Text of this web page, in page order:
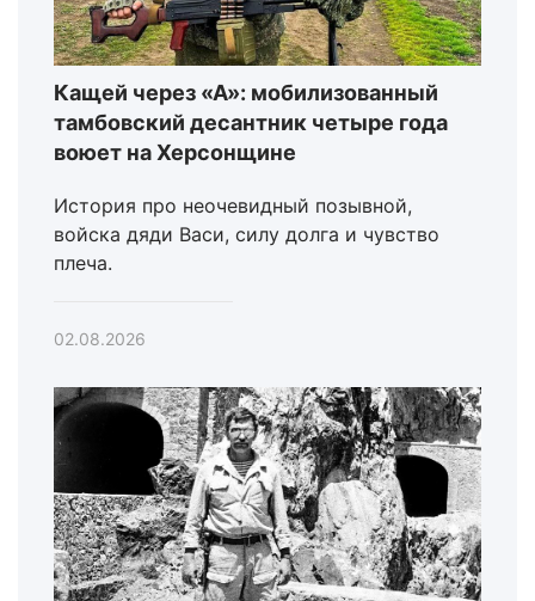
Кащей через «А»: мобилизованный
тамбовский десантник четыре года
воюет на Херсонщине
История про неочевидный позывной,
войска дяди Васи, силу долга и чувство
плеча.
02.08.2026